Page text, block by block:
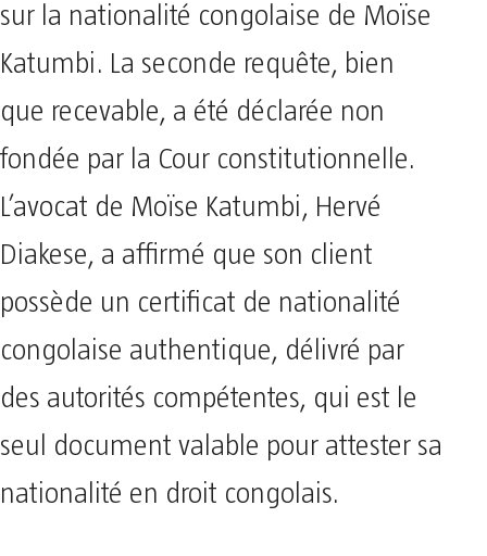
sur la nationalité congolaise de Moïse
Katumbi. La seconde requête, bien
que recevable, a été déclarée non
fondée par la Cour constitutionnelle.
L’avocat de Moïse Katumbi, Hervé
Diakese, a affirmé que son client
possède un certificat de nationalité
congolaise authentique, délivré par
des autorités compétentes, qui est le
seul document valable pour attester sa
nationalité en droit congolais.